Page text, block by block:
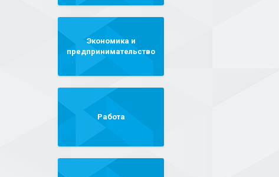
Экономика и
предпринимательство
Работа